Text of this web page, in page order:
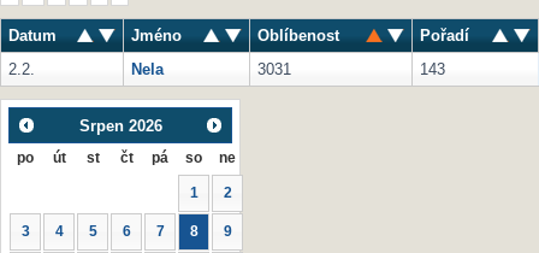
Datum Jméno Oblíbenost
Pořadí
2.2.
Nela 3031 143
Srpen 2026
po út st čt pá so ne
1 2
3 4 5 6 7 8 9